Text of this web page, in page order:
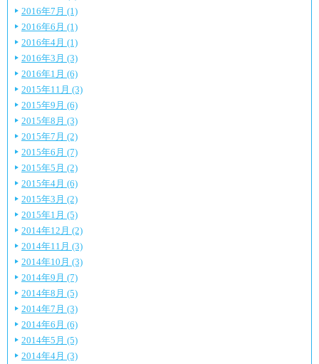
2016年7月 (1)
2016年6月 (1)
2016年4月 (1)
2016年3月 (3)
2016年1月 (6)
2015年11月 (3)
2015年9月 (6)
2015年8月 (3)
2015年7月 (2)
2015年6月 (7)
2015年5月 (2)
2015年4月 (6)
2015年3月 (2)
2015年1月 (5)
2014年12月 (2)
2014年11月 (3)
2014年10月 (3)
2014年9月 (7)
2014年8月 (5)
2014年7月 (3)
2014年6月 (6)
2014年5月 (5)
2014年4月 (3)